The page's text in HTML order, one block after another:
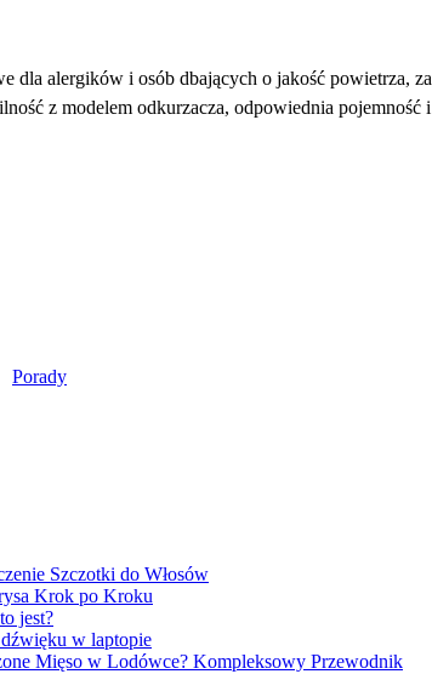
dla alergików i osób dbających o jakość
z modelem odkurzacza, odpowiednia
Porady
Szczotki do Włosów
Krok po Kroku
jest?
w laptopie
Mięso w Lodówce? Kompleksowy Przewodnik